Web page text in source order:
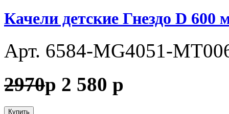
Качели детские Гнездо D 600
Арт. 6584-MG4051-
2970p 2 580 p
Купить